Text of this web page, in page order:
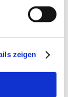
zeigen
in der